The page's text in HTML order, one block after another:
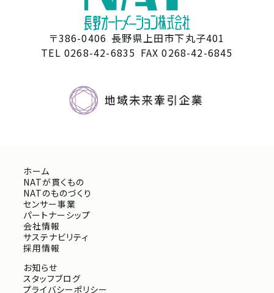
〒386-0406 長野県上田市下丸子401
TEL 0268-42-6835 FAX 0268-42-6845
ホーム
NATが貫くもの
NATのものづくり
センサー事業
パートナーシップ
会社情報
サステナビリティ
採用情報
お知らせ
スタッフブログ
プライバシーポリシー